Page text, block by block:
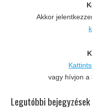
Akkor
vagy hívjon a
Legutóbbi bejegyzések